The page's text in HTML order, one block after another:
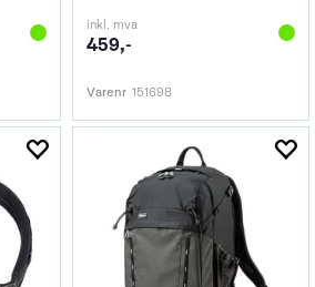
inkl. mva
459,-
Varenr 151698